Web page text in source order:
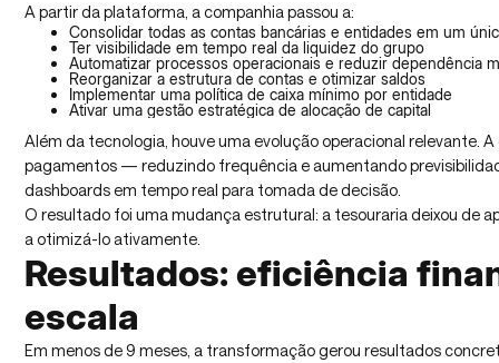
A partir da plataforma, a companhia passou a:
Consolidar todas as contas bancárias e entidades em um
Ter visibilidade em tempo real da liquidez do grupo
Automatizar processos operacionais e reduzir dependência
Reorganizar a estrutura de contas e otimizar saldos
Implementar uma política de caixa mínimo por entidade
Ativar uma gestão estratégica de alocação de capital
Além da tecnologia, houve uma evolução operacional relevante.
pagamentos — reduzindo frequência e aumentando
dashboards em tempo real para tomada de decisão.
O resultado foi uma mudança estrutural: a tesouraria deixou de
a otimizá-lo ativamente.
Resultados: eficiência
escala
Em menos de 9 meses, a transformação gerou resultados